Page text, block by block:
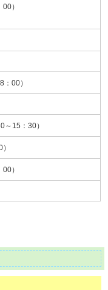
）
：00）
～15：30）
）